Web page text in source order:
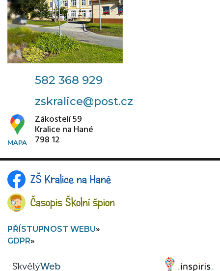
582 368 929
zskralice@post.cz
Zákostelí 59
Kralice na Hané
798 12
ZŠ Kralice na Hané
Časopis Školní špion
PŘÍSTUPNOST WEBU
GDPR